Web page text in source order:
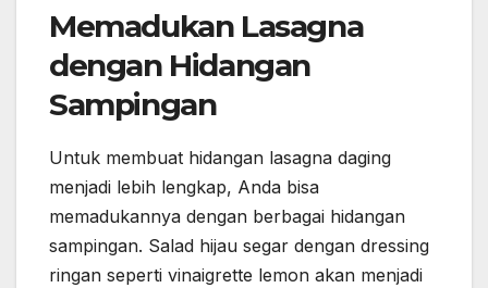
Memadukan Lasagna
dengan Hidangan
Sampingan
Untuk membuat hidangan lasagna daging
menjadi lebih lengkap, Anda bisa
memadukannya dengan berbagai hidangan
sampingan. Salad hijau segar dengan dressing
ringan seperti vinaigrette lemon akan menjadi